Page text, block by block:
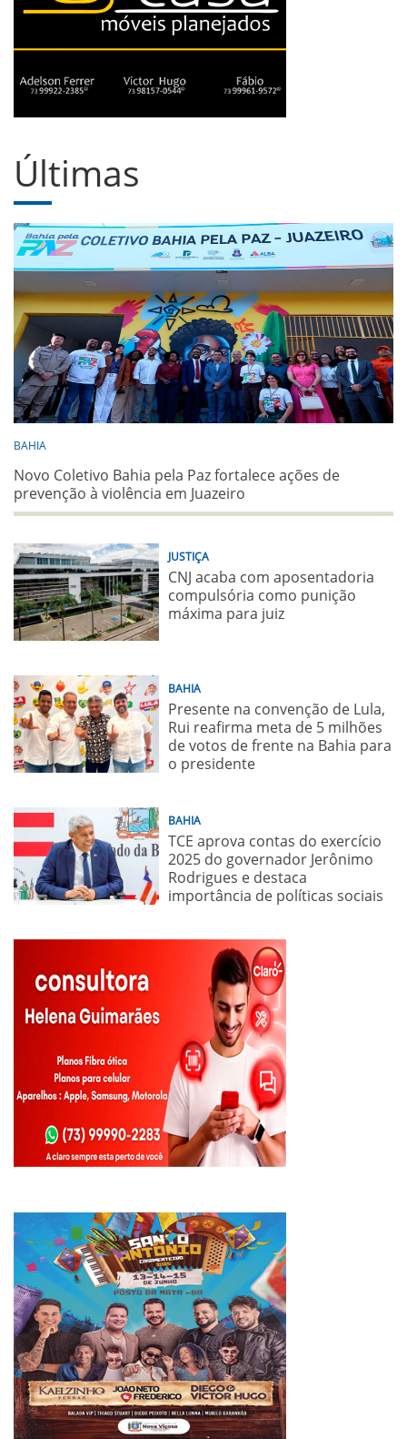
Últimas
BAHIA
Novo Coletivo Bahia pela Paz fortalece ações de
prevenção à violência em Juazeiro
JUSTIÇA
CNJ acaba com aposentadoria
compulsória como punição
máxima para juiz
BAHIA
Presente na convenção de Lula,
Rui reafirma meta de 5 milhões
de votos de frente na Bahia para
o presidente
BAHIA
TCE aprova contas do exercício
2025 do governador Jerônimo
Rodrigues e destaca
importância de políticas sociais